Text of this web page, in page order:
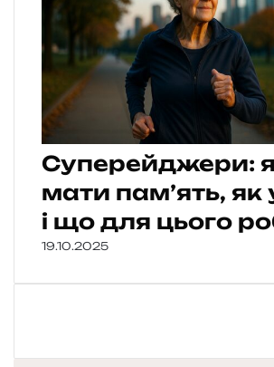
Суперейджери:
мати пам’ять, як
і що для цього
19.10.2025